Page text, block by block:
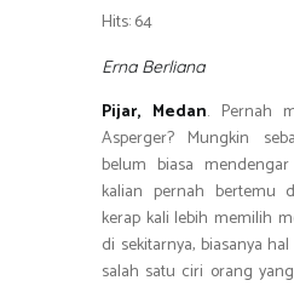
o
ok
p
p
ar
e
Hits: 64
Erna Berliana
Pijar, Medan. Pernah
Asperger? Mungkin
belum biasa
kalian pernah bertemu
kerap kali lebih memilih
di sekitarnya, biasanya
salah satu ciri orang